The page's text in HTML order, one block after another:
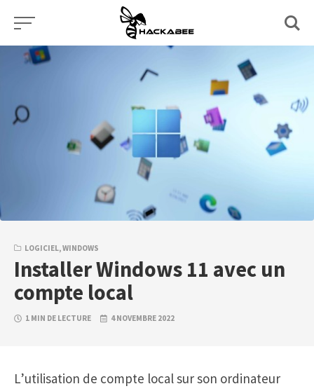
contenu
LOGICIEL,WINDOWS
Installer Windows 11 avec un
compte local
1 MIN DE LECTURE 4 NOVEMBRE 2022
L’utilisation de compte local sur son ordinateur